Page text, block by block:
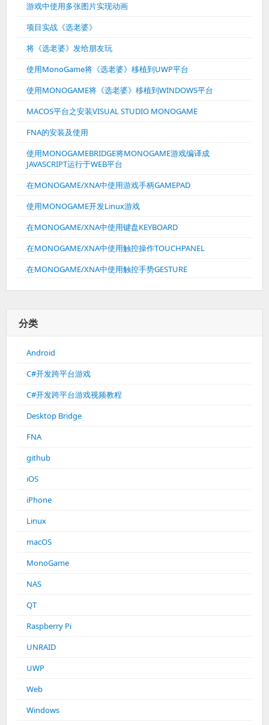
游戏中使用多张图片实现动画
项目实战《选老婆》
将《选老婆》发给朋友玩
使用MonoGame将《选老婆》移植到UWP平台
使用MONOGAME将《选老婆》移植到WINDOWS平台
MACOS平台之安装VISUAL STUDIO MONOGAME
FNA的安装及使用
使用MONOGAMEBRIDGE将MONOGAME游戏编译成
JAVASCRIPT运行于WEB平台
在MONOGAME/XNA中使用游戏手柄GAMEPAD
使用MONOGAME开发Linux游戏
在MONOGAME/XNA中使用键盘KEYBOARD
在MONOGAME/XNA中使用触控操作TOUCHPANEL
在MONOGAME/XNA中使用触控手势GESTURE
分类
Android
C#开发跨平台游戏
C#开发跨平台游戏视频教程
Desktop Bridge
FNA
github
iOS
iPhone
Linux
macOS
MonoGame
NAS
QT
Raspberry Pi
UNRAID
UWP
Web
Windows